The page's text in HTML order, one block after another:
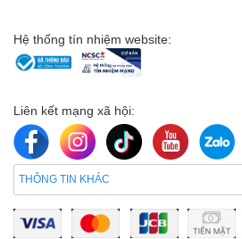
Trong điều kiện ánh sáng tốt,
5G cho ra những bức ảnh sắc
tái tạo hình ảnh chân thực và rõ
Hệ thống tín nhiệm website:
Liên kết mạng xã hội:
THÔNG TIN KHÁC